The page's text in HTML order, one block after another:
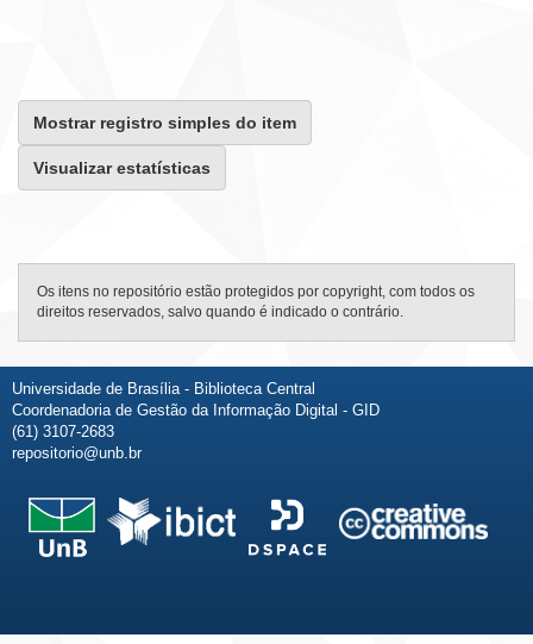
Mostrar registro simples do item
Visualizar estatísticas
Os itens no repositório estão protegidos por copyright, com todos os
direitos reservados, salvo quando é indicado o contrário.
Universidade de Brasília - Biblioteca Central
Coordenadoria de Gestão da Informação Digital - GID
(61) 3107-2683
repositorio@unb.br